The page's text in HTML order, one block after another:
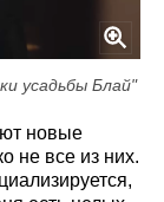
усадьбы Блай"
новые
не все из них.